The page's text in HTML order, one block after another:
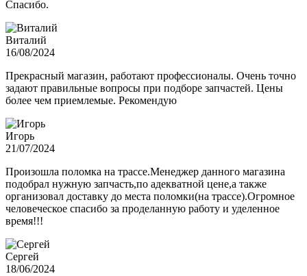
Спасибо.
Виталий
16/08/2024
Прекрасный магазин, работают профессионалы. Очень точно
задают правильные вопросы при подборе запчастей. Цены
более чем приемлемые. Рекомендую
Игорь
21/07/2024
Произошла поломка на трассе.Менеджер данного магазина
подобрал нужную запчасть,по адекватной цене,а также
организовал доставку до места поломки(на трассе).Огромное
человеческое спасибо за проделанную работу и уделенное
время!!!
Сергей
18/06/2024